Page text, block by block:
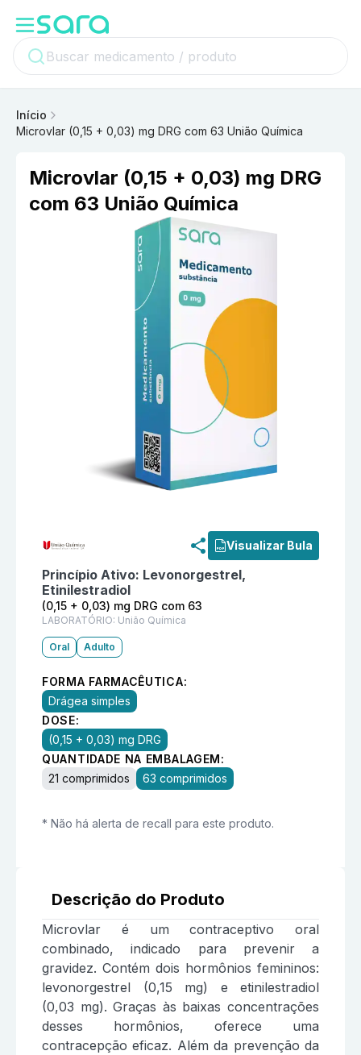
Início
Microvlar (0,15 + 0,03) mg DRG com 63 União Química
Microvlar (0,15 + 0,03) mg DRG
com 63 União Química
Visualizar Bula
Princípio Ativo: Levonorgestrel,
Etinilestradiol
(0,15 + 0,03) mg DRG com 63
LABORATÓRIO: União Química
Oral Adulto
FORMA FARMACÊUTICA:
Drágea simples
DOSE:
(0,15 + 0,03) mg DRG
QUANTIDADE NA EMBALAGEM:
21 comprimidos
63 comprimidos
* Não há alerta de recall para este produto.
Descrição do Produto
Microvlar é um contraceptivo oral
combinado, indicado para prevenir a
gravidez. Contém dois hormônios femininos:
levonorgestrel (0,15 mg) e etinilestradiol
(0,03 mg). Graças às baixas concentrações
desses hormônios, oferece uma
contracepção eficaz. Além da prevenção da